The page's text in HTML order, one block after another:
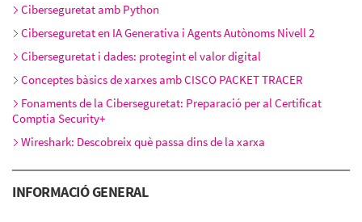
Ciberseguretat amb Python
Ciberseguretat en IA Generativa i Agents Autònoms Nivell 2
Ciberseguretat i dades: protegint el valor digital
Conceptes bàsics de xarxes amb CISCO PACKET TRACER
Fonaments de la Ciberseguretat: Preparació per al Certificat
Comptia Security+
Wireshark: Descobreix què passa dins de la xarxa
INFORMACIÓ GENERAL